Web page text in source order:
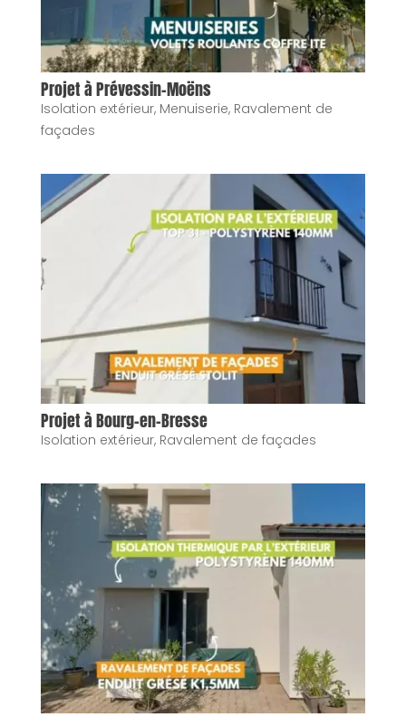
Projet à Prévessin-Moëns
Isolation extérieur, Menuiserie, Ravalement de
façades
Projet à Bourg-en-Bresse
Isolation extérieur, Ravalement de façades